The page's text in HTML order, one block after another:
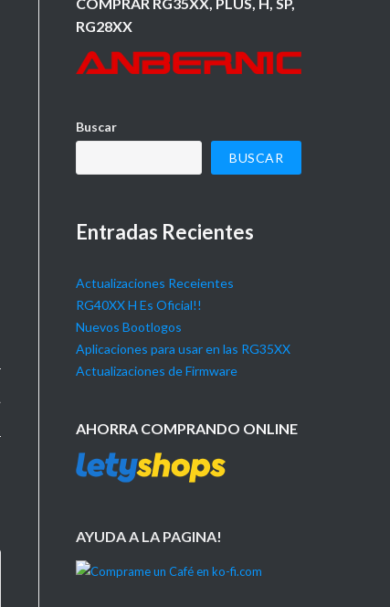
COMPRAR RG35XX, PLUS, H, SP,
RG28XX
Buscar
BUSCAR
Entradas Recientes
Actualizaciones Receientes
RG40XX H Es Oficial!!
Nuevos Bootlogos
Aplicaciones para usar en las RG35XX
Actualizaciones de Firmware
AHORRA COMPRANDO ONLINE
AYUDA A LA PAGINA!